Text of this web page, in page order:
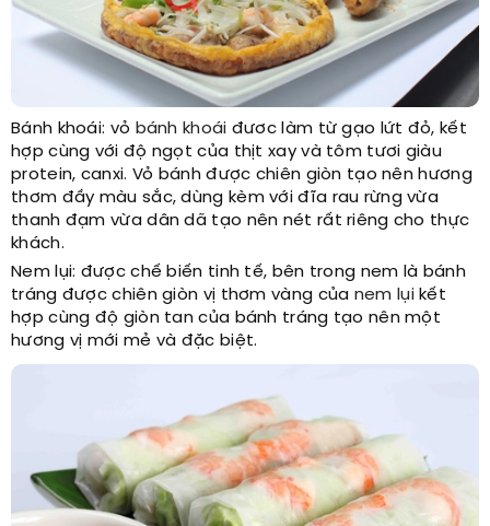
Bánh khoái: vỏ bánh khoái đươc làm từ gạo lứt đỏ, kết
hợp cùng với độ ngọt của thịt xay và tôm tươi giàu
protein, canxi. Vỏ bánh được chiên giòn tạo nên hương
thơm đầy màu sắc, dùng kèm với đĩa rau rừng vừa
thanh đạm vừa dân dã tạo nên nét rất riêng cho thực
khách.
Nem lụi: được chế biến tinh tế, bên trong nem là bánh
tráng được chiên giòn vị thơm vàng của nem lụikết
hợp cùng độ giòn tan của bánh tráng tạo nên một
hương vị mới mẻ và đặc biệt.